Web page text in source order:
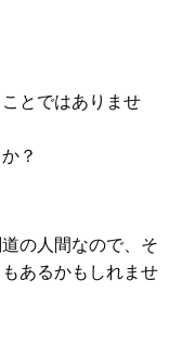
とではありませ
？
の人間なので、そ
あるかもしれませ